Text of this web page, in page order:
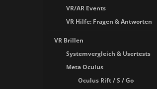
VR/AR Events
VR Hilfe: Fragen & Antworten
VR Brillen
Systemvergleich & Usertests
Meta Oculus
Oculus Rift / S / Go